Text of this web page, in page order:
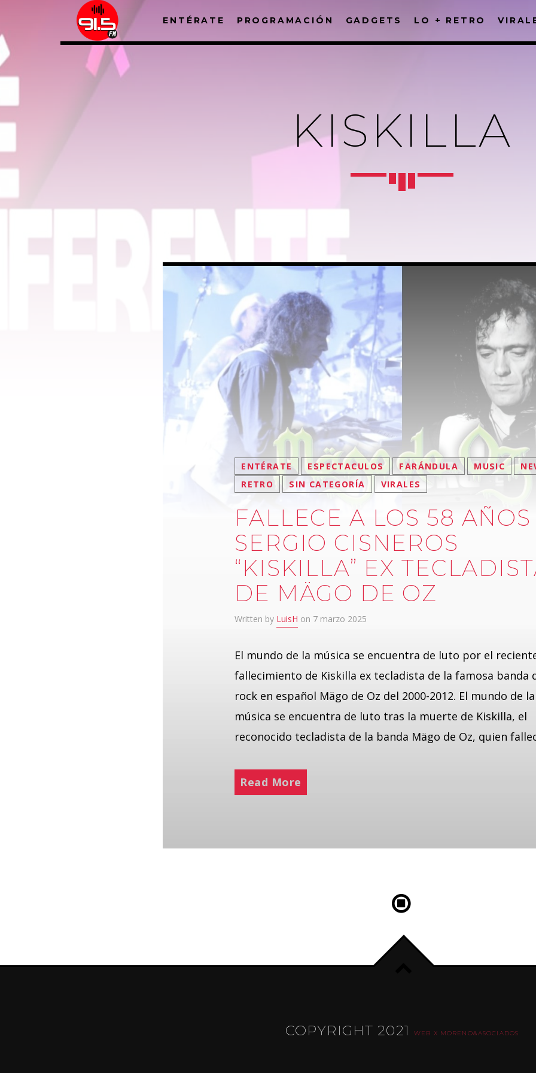
ENTÉRATE PROGRAMACIÓN GADGETS LO + RETRO
KISKILLA
ENTÉRATE ESPECTACULOS FARÁNDULA MUSIC
RETRO
SIN CATEGORÍA VIRALES
FALLECE A LOS 58 AÑOS
SERGIO CISNEROS
“KISKILLA” EX
DE MÄGO DE OZ
Written by LuisH on 7 marzo 2025
El mundo de la música se encuentra de luto por el
fallecimiento de Kiskilla ex tecladista de la famosa banda
rock en español Mägo de Oz del 2000-2012. El mundo de la
música se encuentra de luto tras la muerte de Kiskilla, el
reconocido tecladista de la banda Mägo de Oz, quien
Read More
COPYRIGHT 2021 WEB X MORENO&ASOCIADOS